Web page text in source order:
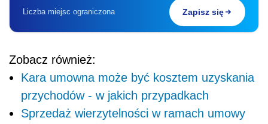
Liczba miejsc ograniczona Zapisz się
Zobacz również:
Kara umowna może być kosztem uzyskania
przychodów - w jakich przypadkach
Sprzedaż wierzytelności w ramach umowy